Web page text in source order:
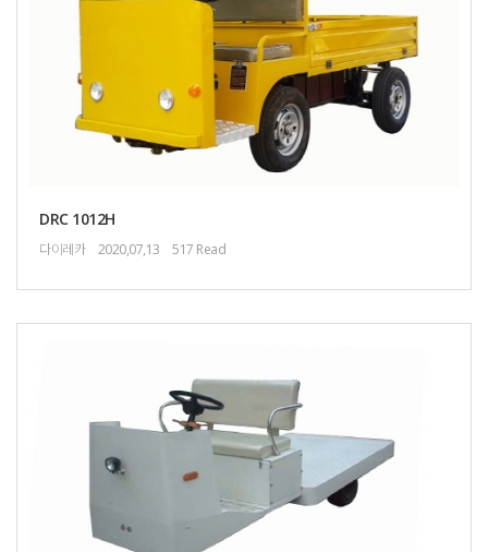
DRC 1012H
다이레카 2020,07,13 517 Read